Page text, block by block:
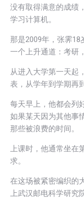
没有取得满意的成绩
学习计算机。
那是2009年，张霁
一个上升通道：考研
从进入大学第一天起
表，从学年到学期再
每天早上，他都会列
如果某天因为其他事
那些被浪费的时间。
上课时，他通常坐在
求。
在这场被紧密编织的
上武汉邮电科学研究